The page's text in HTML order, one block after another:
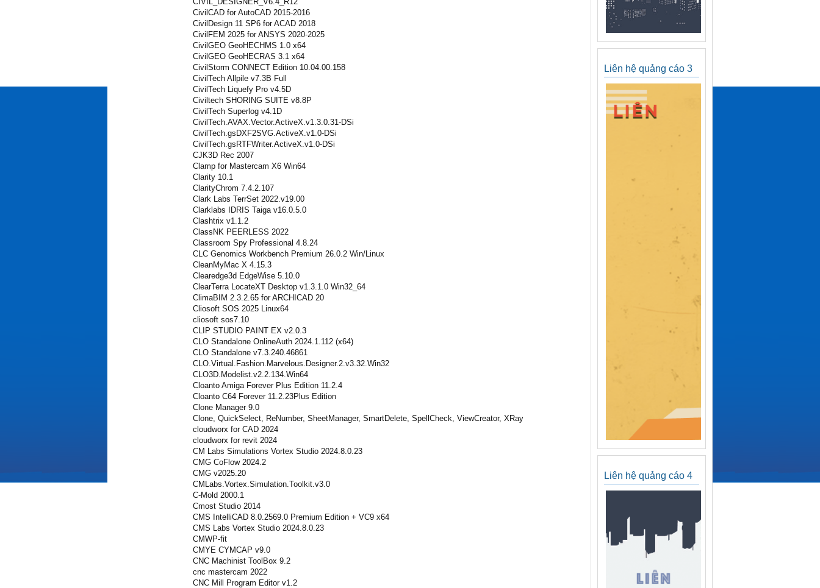
CivilCAD for AutoCAD 2015-2016
CivilDesign 11 SP6 for ACAD 2018
CivilFEM 2025 for ANSYS 2020-2025
CivilGEO GeoHECHMS 1.0 x64
CivilGEO GeoHECRAS 3.1 x64
CivilStorm CONNECT Edition 10.04.00.158
CivilTech Allpile v7.3B Full
CivilTech Liquefy Pro v4.5D
Civiltech SHORING SUITE v8.8P
CivilTech Superlog v4.1D
CivilTech.AVAX.Vector.ActiveX.v1.3.0.31-DSi
CivilTech.gsDXF2SVG.ActiveX.v1.0-DSi
CivilTech.gsRTFWriter.ActiveX.v1.0-DSi
CJK3D Rec 2007
Clamp for Mastercam X6 Win64
Clarity 10.1
ClarityChrom 7.4.2.107
Clark Labs TerrSet 2022.v19.00
Clarklabs IDRIS Taiga v16.0.5.0
Clashtrix v1.1.2
ClassNK PEERLESS 2022
Classroom Spy Professional 4.8.24
CLC Genomics Workbench Premium 26.0.2 Win/Linux
CleanMyMac X 4.15.3
Clearedge3d EdgeWise 5.10.0
ClearTerra LocateXT Desktop v1.3.1.0 Win32_64
ClimaBIM 2.3.2.65 for ARCHICAD 20
Cliosoft SOS 2025 Linux64
cliosoft sos7.10
CLIP STUDIO PAINT EX v2.0.3
CLO Standalone OnlineAuth 2024.1.112 (x64)
CLO Standalone v7.3.240.46861
CLO.Virtual.Fashion.Marvelous.Designer.2.v3.32.Win32
CLO3D.Modelist.v2.2.134.Win64
Cloanto Amiga Forever Plus Edition 11.2.4
Cloanto C64 Forever 11.2.23Plus Edition
Clone Manager 9.0
Clone, QuickSelect, ReNumber, SheetManager, SmartDelete, SpellCheck, ViewCreator, XRay
cloudworx for CAD 2024
cloudworx for revit 2024
CM Labs Simulations Vortex Studio 2024.8.0.23
CMG CoFlow 2024.2
CMG v2025.20
CMLabs.Vortex.Simulation.Toolkit.v3.0
C-Mold 2000.1
Cmost Studio 2014
CMS IntelliCAD 8.0.2569.0 Premium Edition + VC9 x64
CMS Labs Vortex Studio 2024.8.0.23
CMWP-fit
CMYE CYMCAP v9.0
CNC Machinist ToolBox 9.2
cnc mastercam 2022
CNC Mill Program Editor v1.2
Liên hệ quảng cáo 3
Liên hệ quảng cáo 4